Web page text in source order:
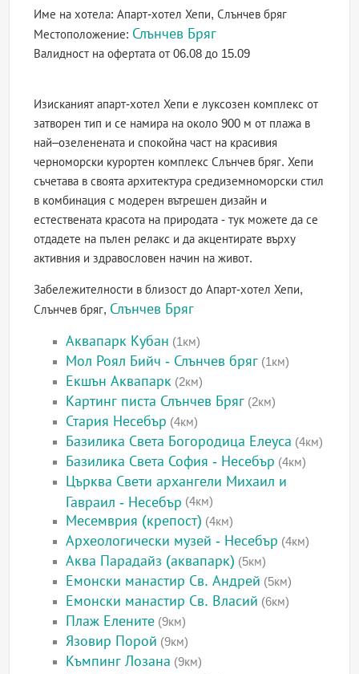
Име на хотела:Апарт-хотел Хепи, Слънчев бряг
Местоположение: Слънчев Бряг
Валидност на офертатаот 06.08 до 15.09
Изисканият апарт-хотел Хепи е луксозен комплекс от
затворен тип и се намира на около 900 м от плажа в
най–озеленената и спокойна част на красивия
черноморски курортен комплекс Слънчев бряг. Хепи
съчетава в своята архитектура средиземноморски стил
в комбинация с модерен вътрешен дизайн и
естествената красота на природата - тук можете да се
отдадете на пълен релакс и да акцентирате върху
активния и здравословен начин на живот.
Забележителности в близост до Апарт-хотел Хепи,
Слънчев бряг, Слънчев Бряг
Аквапарк Кубан (1км)
Мол Роял Бийч - Слънчев бряг (1км)
Екшън Аквапарк (2км)
Картинг писта Слънчев Бряг (2км)
Стария Несебър (4км)
Базилика Света Богородица Елеуса (4км)
Базилика Света София - Несебър (4км)
Църква Свети архангели Михаил и
Гавраил - Несебър (4км)
Месемврия (крепост) (4км)
Археологически музей - Несебър (4км)
Аква Парадайз (аквапарк) (5км)
Емонски манастир Св. Андрей (5км)
Емонски манастир Св. Власий (6км)
Плаж Елените (9км)
Язовир Порой (9км)
Къмпинг Лозана (9км)